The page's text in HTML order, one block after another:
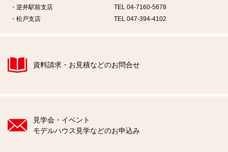
逆井駅前支店
TEL 04-7160-5678
松戸支店
TEL 047-394-4102
資料請求・お見積などのお問合せ
見学会・イベント
モデルハウス見学などのお申込み